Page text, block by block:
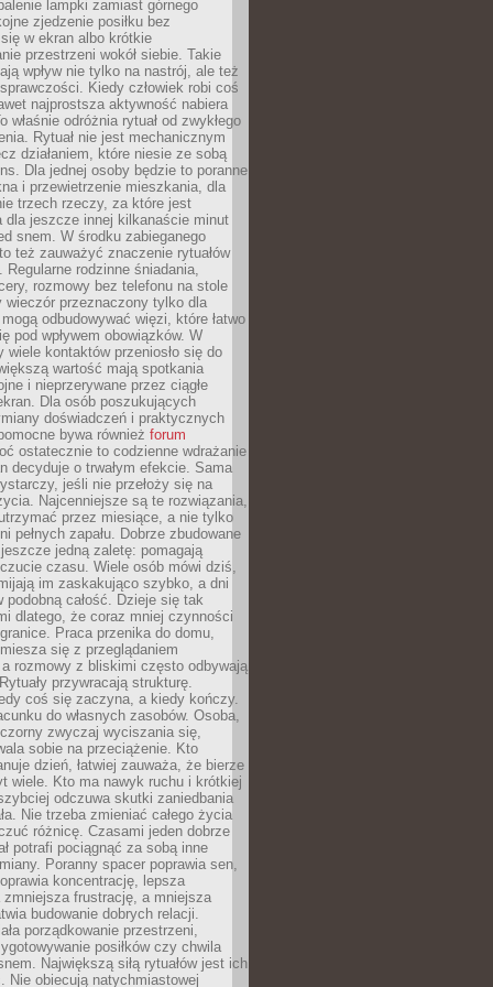
lampki zamiast górnego
zjedzenie posiłku bez
w ekran albo krótkie
przestrzeni wokół siebie. Takie
wpływ nie tylko na nastrój, ale też
Kiedy człowiek robi coś
najprostsza aktywność nabiera
właśnie odróżnia rytuał od zwykłego
Rytuał nie jest mechanicznym
działaniem, które niesie ze sobą
Dla jednej osoby będzie to poranne
i przewietrzenie mieszkania, dla
trzech rzeczy, za które jest
dla jeszcze innej kilkanaście minut
snem. W środku zabieganego
też zauważyć znaczenie rytuałów
Regularne rodzinne śniadania,
rozmowy bez telefonu na stole
wieczór przeznaczony tylko dla
odbudowywać więzi, które łatwo
pod wpływem obowiązków. W
wiele kontaktów przeniosło się do
wartość mają spotkania
i nieprzerywane przez ciągłe
Dla osób poszukujących
doświadczeń i praktycznych
bywa również forum
ostatecznie to codzienne wdrażanie
decyduje o trwałym efekcie. Sama
jeśli nie przełoży się na
Najcenniejsze są te rozwiązania,
przez miesiące, a nie tylko
pełnych zapału. Dobrze zbudowane
jedną zaletę: pomagają
czasu. Wiele osób mówi dziś,
im zaskakująco szybko, a dni
podobną całość. Dzieje się tak
dlatego, że coraz mniej czynności
Praca przenika do domu,
się z przeglądaniem
rozmowy z bliskimi często odbywają
przywracają strukturę.
coś się zaczyna, a kiedy kończy.
do własnych zasobów. Osoba,
zwyczaj wyciszania się,
sobie na przeciążenie. Kto
dzień, łatwiej zauważa, że bierze
wiele. Kto ma nawyk ruchu i krótkiej
odczuwa skutki zaniedbania
Nie trzeba zmieniać całego życia
różnicę. Czasami jeden dobrze
potrafi pociągnąć za sobą inne
Poranny spacer poprawia sen,
koncentrację, lepsza
zmniejsza frustrację, a mniejsza
budowanie dobrych relacji.
porządkowanie przestrzeni,
posiłków czy chwila
Największą siłą rytuałów jest ich
Nie obiecują natychmiastowej